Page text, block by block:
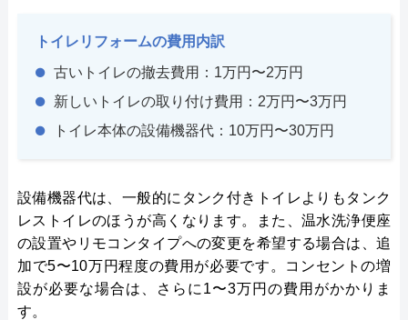
トイレリフォームの費用内訳
古いトイレの撤去費用：1万円〜2万円
新しいトイレの取り付け費用：2万円〜3万円
トイレ本体の設備機器代：10万円〜30万円
設備機器代は、一般的にタンク付きトイレよりもタンク
レストイレのほうが高くなります。また、温水洗浄便座
の設置やリモコンタイプへの変更を希望する場合は、追
加で5〜10万円程度の費用が必要です。コンセントの増
設が必要な場合は、さらに1〜3万円の費用がかかりま
す。